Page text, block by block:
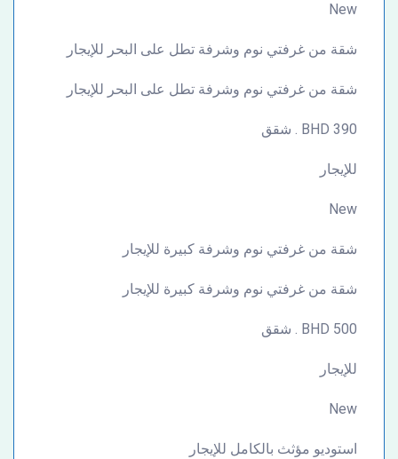
New
شقة من غرفتي نوم وشرفة تطل على البحر للإيجار
شقة من غرفتي نوم وشرفة تطل على البحر للإيجار
390 BHD . شقق
للإيجار
New
شقة من غرفتي نوم وشرفة كبيرة للإيجار
شقة من غرفتي نوم وشرفة كبيرة للإيجار
500 BHD . شقق
للإيجار
New
استوديو مؤثث بالكامل للإيجار